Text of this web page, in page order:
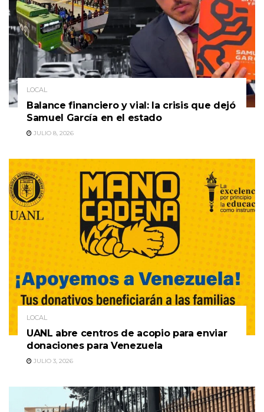
LOCAL
Balance financiero y vial: la crisis que dejó
Samuel García en el estado
JULIO 8, 2026
LOCAL
UANL abre centros de acopio para enviar
donaciones para Venezuela
JULIO 3, 2026